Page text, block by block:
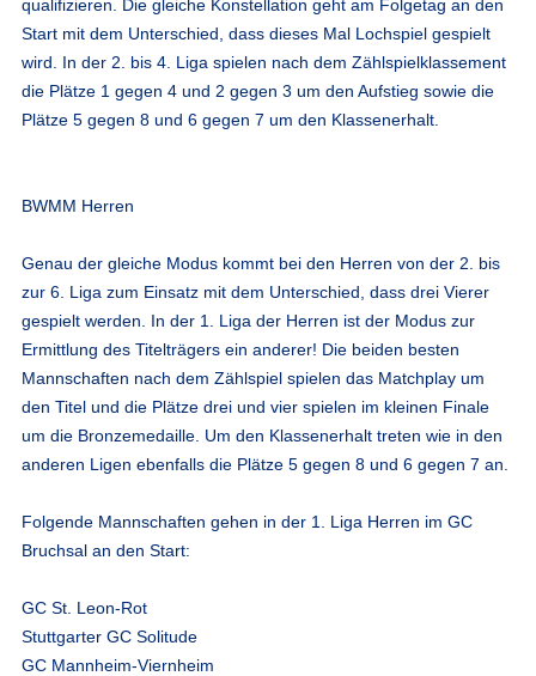
qualifizieren. Die gleiche Konstellation geht am Folgetag an den
Start mit dem Unterschied, dass dieses Mal Lochspiel gespielt
wird. In der 2. bis 4. Liga spielen nach dem Zählspielklassement
die Plätze 1 gegen 4 und 2 gegen 3 um den Aufstieg sowie die
Plätze 5 gegen 8 und 6 gegen 7 um den Klassenerhalt.
BWMM Herren
Genau der gleiche Modus kommt bei den Herren von der 2. bis
zur 6. Liga zum Einsatz mit dem Unterschied, dass drei Vierer
gespielt werden. In der 1. Liga der Herren ist der Modus zur
Ermittlung des Titelträgers ein anderer! Die beiden besten
Mannschaften nach dem Zählspiel spielen das Matchplay um
den Titel und die Plätze drei und vier spielen im kleinen Finale
um die Bronzemedaille. Um den Klassenerhalt treten wie in den
anderen Ligen ebenfalls die Plätze 5 gegen 8 und 6 gegen 7 an.
Folgende Mannschaften gehen in der 1. Liga Herren im GC
Bruchsal an den Start:
GC St. Leon-Rot
Stuttgarter GC Solitude
GC Mannheim-Viernheim